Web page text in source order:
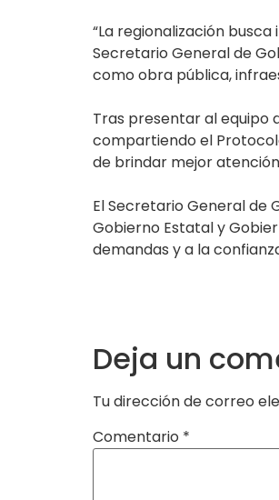
“La regionalización
Secretario General de
como obra pública,
Tras presentar al equipo
compartiendo el
de brindar mejor
El Secretario General de
Gobierno Estatal y
demandas y a la
Deja un
Tu dirección de correo
Comentario *